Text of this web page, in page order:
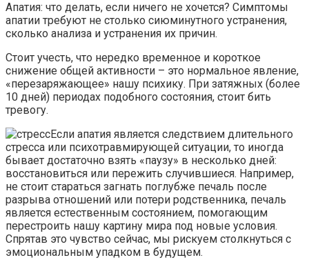
Апатия: что делать, если ничего не хочется? Симптомы
апатии требуют не столько сиюминутного устранения,
сколько анализа и устранения их причин.
Стоит учесть, что нередко временное и короткое
снижение общей активности – это нормальное явление,
«перезаряжающее» нашу психику. При затяжных (более
10 дней) периодах подобного состояния, стоит бить
тревогу.
Если апатия является следствием длительного
стресса или психотравмирующей ситуации, то иногда
бывает достаточно взять «паузу» в несколько дней:
восстановиться или пережить случившиеся. Например,
не стоит стараться загнать поглубже печаль после
разрыва отношений или потери родственника, печаль
является естественным состоянием, помогающим
перестроить нашу картину мира под новые условия.
Спрятав это чувство сейчас, мы рискуем столкнуться с
эмоциональным упадком в будущем.